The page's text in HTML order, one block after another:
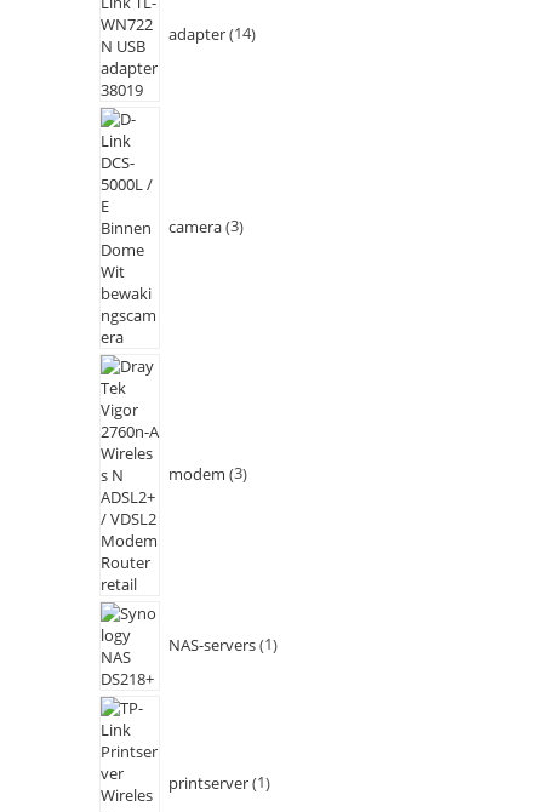
adapter 14
camera 3
modem 3
NAS-servers 1
printserver 1